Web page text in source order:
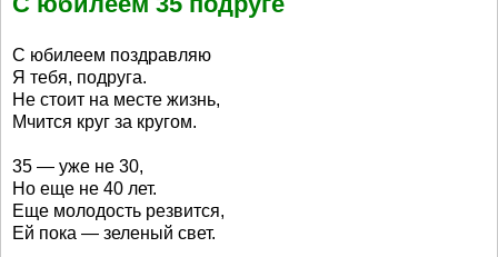
С юбилеем поздравляю
Я тебя, подруга.
Не стоит на месте жизнь,
Мчится круг за кругом.
35 — уже не 30,
Но еще не 40 лет.
Еще молодость резвится,
Ей пока — зеленый свет.